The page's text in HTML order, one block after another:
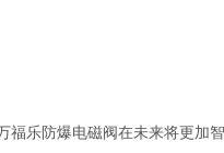
防爆电磁阀在未来将更加